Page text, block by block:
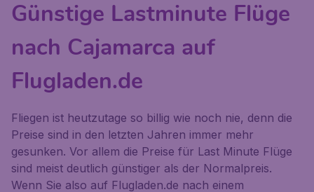
Günstige Lastminute Flüge
nach Cajamarca auf
Flugladen.de
Fliegen ist heutzutage so billig wie noch nie, denn die
Preise sind in den letzten Jahren immer mehr
gesunken. Vor allem die Preise für Last Minute Flüge
sind meist deutlich günstiger als der Normalpreis.
Wenn Sie also auf Flugladen.de nach einem